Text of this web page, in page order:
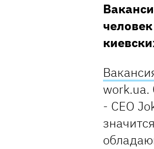
work.ua.
- CEO